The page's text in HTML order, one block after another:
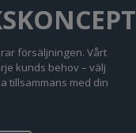
försäljningen. Vårt
kunds behov – välj
tillsammans med din